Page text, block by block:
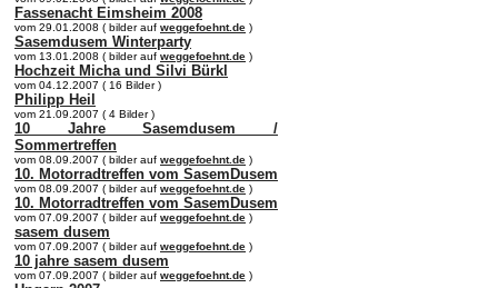
Fassenacht Eimsheim 2008
vom 29.01.2008 ( bilder auf weggefoehnt.de )
Sasemdusem Winterparty
vom 13.01.2008 ( bilder auf weggefoehnt.de )
Hochzeit Micha und Silvi Bürkl
vom 04.12.2007 ( 16 Bilder )
Philipp Heil
vom 21.09.2007 ( 4 Bilder )
10 Jahre Sasemdusem /
Sommertreffen
vom 08.09.2007 ( bilder auf weggefoehnt.de )
10. Motorradtreffen vom SasemDusem
vom 08.09.2007 ( bilder auf weggefoehnt.de )
10. Motorradtreffen vom SasemDusem
vom 07.09.2007 ( bilder auf weggefoehnt.de )
sasem dusem
vom 07.09.2007 ( bilder auf weggefoehnt.de )
10 jahre sasem dusem
vom 07.09.2007 ( bilder auf weggefoehnt.de )